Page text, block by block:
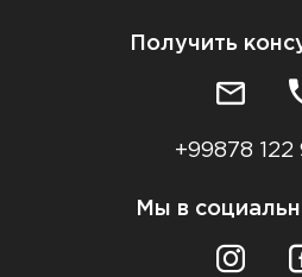
Получить
+99878 122
Мы в